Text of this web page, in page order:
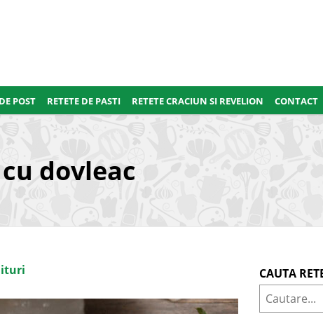
POST RETETE DE PASTI RETETE CRACIUN SI REVELION CONTACT
dovleac
CAUTA